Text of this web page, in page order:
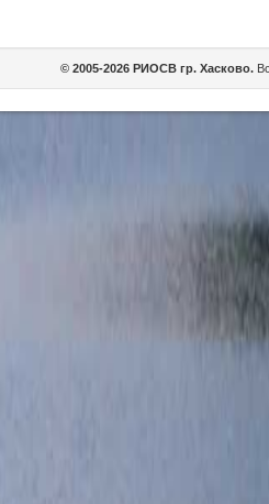
© 2005-2026 РИОСВ гр. Хасково.